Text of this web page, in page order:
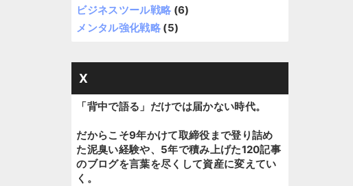
ビジネスツール戦略 (6)
メンタル強化戦略 (5)
X
「背中で語る」だけでは届かない時代。
だからこそ9年かけて取締役まで登り詰め
た泥臭い経験や、5年で積み上げた120記事
のブログを言葉を尽くして資産に変えてい
く。